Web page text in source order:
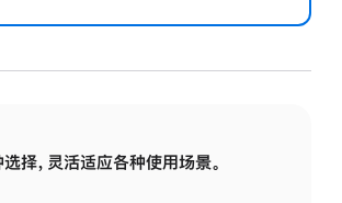
择，灵活适应各种使用场景。